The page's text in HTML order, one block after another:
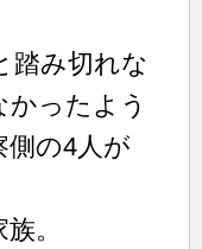
踏み切れな
かったよう
側の4人が
。